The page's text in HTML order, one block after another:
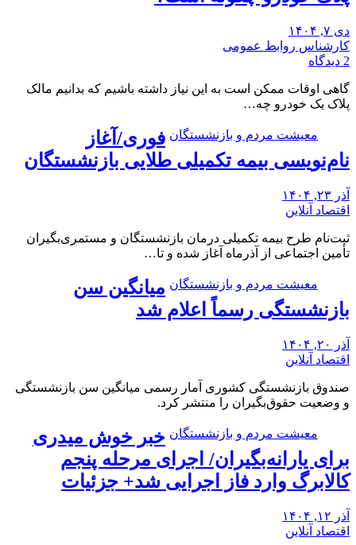
دی ۷, ۱۴۰۴
کارشناس روابط عمومی
2 دیدگاه
گاهی اوقات ممکن است به این نیاز داشته باشیم که بدانیم مالک
پلاک یک خودرو چه…
معیشت مردم و بازنشستگان فوری/آغاز
نام‌نویسی بیمه تکمیلی طلایی بازنشستگان
آذر ۲۳, ۱۴۰۴
اقتصاد آنلاین
ثبت‌نام طرح بیمه تکمیلی درمان بازنشستگان و مستمری‌بگیران
تأمین اجتماعی از آذرماه آغاز شده و تا…
معیشت مردم و بازنشستگان میانگین سن
بازنشستگی رسماً اعلام شد
آذر ۲۰, ۱۴۰۴
اقتصاد آنلاین
صندوق بازنشستگی کشوری آمار رسمی میانگین سن بازنشستگی
و وضعیت حقوق‌بگیران را منتشر کرد.
معیشت مردم و بازنشستگان خبر خوش میدری
برای یارانه‌بگیران/ اجرای مرحله پنجم
کالابرگ وارد فاز اجرایی شد+ جزئیات
آذر ۱۲, ۱۴۰۴
اقتصاد آنلاین